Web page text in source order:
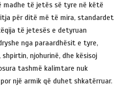
madhe të jetës së tyre në këtë
për ditë më të mira, standardet
të jetesës e detyruan
nga paraardhësit e tyre,
njohurinë, dhe kësisoj
tashmë kalimtare nuk
një armik që duhet shkatërruar.